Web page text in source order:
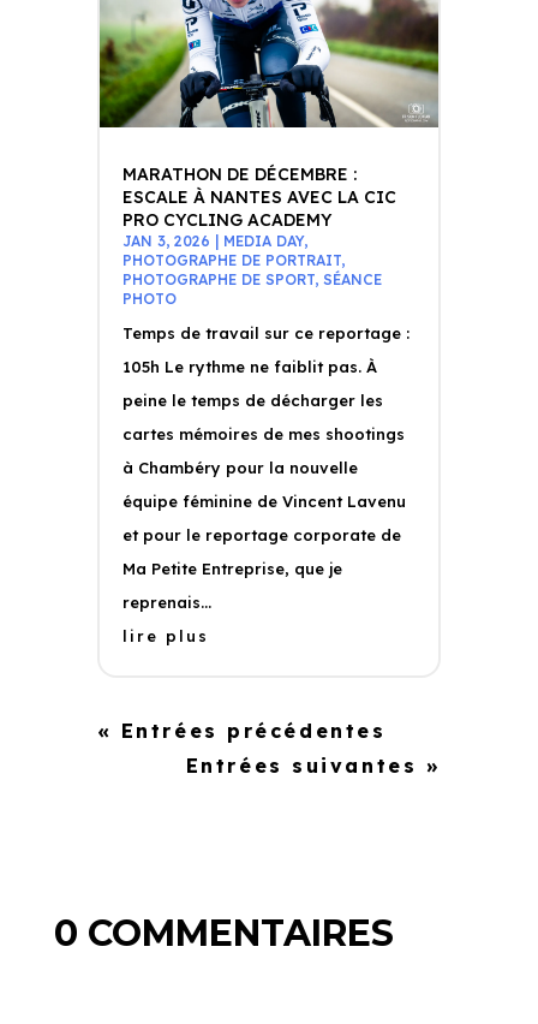
MARATHON DE DÉCEMBRE :
ESCALE À NANTES AVEC LA CIC
PRO CYCLING ACADEMY
JAN 3, 2026 | MEDIA DAY,
PHOTOGRAPHE DE PORTRAIT,
PHOTOGRAPHE DE SPORT, SÉANCE
PHOTO
Temps de travail sur ce reportage :
105h Le rythme ne faiblit pas. À
peine le temps de décharger les
cartes mémoires de mes shootings
à Chambéry pour la nouvelle
équipe féminine de Vincent Lavenu
et pour le reportage corporate de
Ma Petite Entreprise, que je
reprenais...
lire plus
« Entrées précédentes
Entrées suivantes »
0 COMMENTAIRES